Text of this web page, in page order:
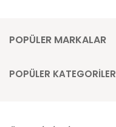
POPÜLER MARKALAR
POPÜLER KATEGORİLER